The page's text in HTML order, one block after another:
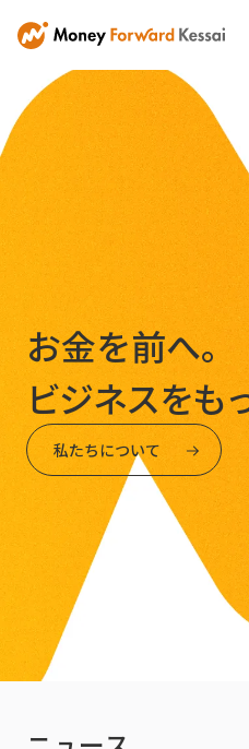
お金を前へ。
ビジネスをも
私たちについて